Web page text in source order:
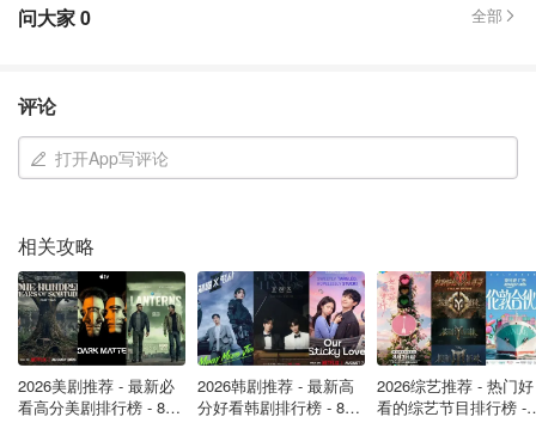
演唱会的演绎，也不会引起大家争相模仿。
问大家0 全部
评论
打开App写评论
相关攻略
2026美剧推荐 - 最新必
看高分美剧排行榜 - 8月
2026韩剧推荐 - 最新高
分好看韩剧排行榜 - 8月
2026综艺推荐 - 热门好
看的综艺节目排行榜 -